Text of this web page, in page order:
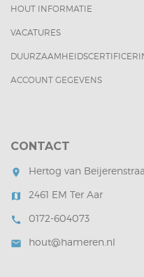
HOUT INFORMATIE
VACATURES
ACCOUNT GEGEVENS
CONTACT
room Hertog van
map 2461 EM Ter Aar
call 0172-604073
mail hout@hameren.nl